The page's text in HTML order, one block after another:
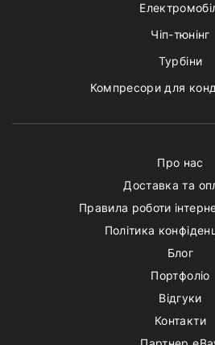
Чіп-тюнінг
Турбіни
Компресори для
Про нас
Доставка та
Правила роботи
Політика
Блог
Портфоліо
Відгуки
Контакти